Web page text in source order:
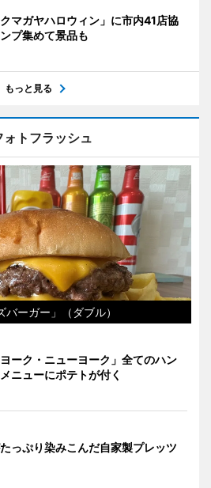
マガヤハロウィン」に市内41店協
プ集めて景品も
もっと見る
ォトフラッシュ
バーガー」（ダブル）
ヨーク・ニューヨーク」全てのハン
ニューにポテトが付く
っぷり染みこんだ自家製プレッツ